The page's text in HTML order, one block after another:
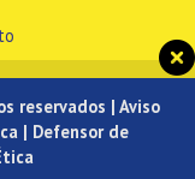
reservados | Aviso
| Defensor de